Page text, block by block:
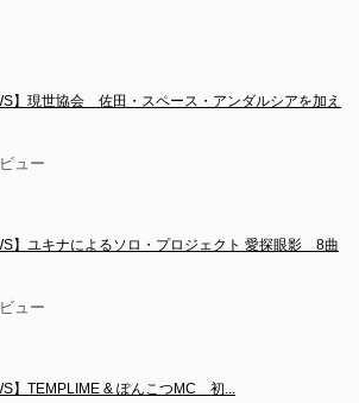
】現世協会　佐田・スペース・アンダルシアを加え
ュー
】ユキナによるソロ・プロジェクト 愛探眼影　8曲
ュー
】TEMPLIME & ぽんこつMC　初...